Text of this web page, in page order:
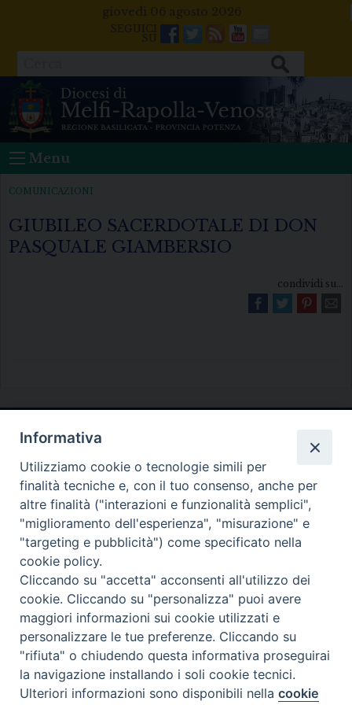
giovedì 06 agosto 2026
Facebook
Twitter
FeedsYoutube
Mail
Menu
COMUNICAZIONI
GIUBILEO SACERDOTALE DI DON
PASQUALE GIAMBERSIO
condividi su...
Diocesi di Melfi Rapolla Venosa
• Largo Duomo, 12 - 85025 MELFI (PZ) •
Tel. 0972238604
PEC ufficiale della Diocesi:
diocesi.melfi_rapolla_venosa@legalmail.it
Preferenze Cookie
Informativa
Utilizziamo cookie o tecnologie simili per
finalità tecniche e, con il tuo consenso, anche per
altre finalità ("interazioni e funzionalità semplici",
"miglioramento dell'esperienza", "misurazione" e
"targeting e pubblicità") come specificato nella
cookie policy.
Cliccando su "accetta" acconsenti all'utilizzo dei
cookie. Cliccando su "personalizza" puoi avere
maggiori informazioni sui cookie utilizzati e
personalizzare le tue preferenze. Cliccando su
"rifiuta" o chiudendo questa informativa proseguirai
la navigazione installando i soli cookie tecnici.
Ulteriori informazioni sono disponibili nellacookie